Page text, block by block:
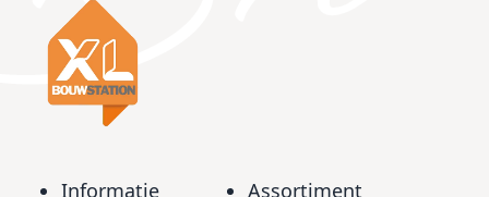
Informatie
Assortiment